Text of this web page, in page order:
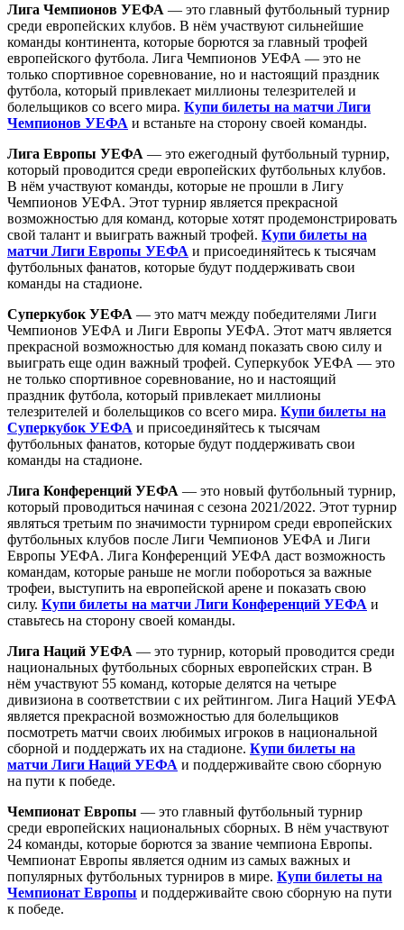
Лига Чемпионов УЕФА — это главный футбольный турнир
среди европейских клубов. В нём участвуют сильнейшие
команды континента, которые борются за главный трофей
европейского футбола. Лига Чемпионов УЕФА — это не
только спортивное соревнование, но и настоящий праздник
футбола, который привлекает миллионы телезрителей и
болельщиков со всего мира. Купи билеты на матчи Лиги
Чемпионов УЕФА и встаньте на сторону своей команды.
Лига Европы УЕФА — это ежегодный футбольный турнир,
который проводится среди европейских футбольных клубов.
В нём участвуют команды, которые не прошли в Лигу
Чемпионов УЕФА. Этот турнир является прекрасной
возможностью для команд, которые хотят продемонстрировать
свой талант и выиграть важный трофей. Купи билеты на
матчи Лиги Европы УЕФА и присоединяйтесь к тысячам
футбольных фанатов, которые будут поддерживать свои
команды на стадионе.
Суперкубок УЕФА — это матч между победителями Лиги
Чемпионов УЕФА и Лиги Европы УЕФА. Этот матч является
прекрасной возможностью для команд показать свою силу и
выиграть еще один важный трофей. Суперкубок УЕФА — это
не только спортивное соревнование, но и настоящий
праздник футбола, который привлекает миллионы
телезрителей и болельщиков со всего мира. Купи билеты на
Суперкубок УЕФА и присоединяйтесь к тысячам
футбольных фанатов, которые будут поддерживать свои
команды на стадионе.
Лига Конференций УЕФА — это новый футбольный турнир,
который проводиться начиная с сезона 2021/2022. Этот турнир
являться третьим по значимости турниром среди европейских
футбольных клубов после Лиги Чемпионов УЕФА и Лиги
Европы УЕФА. Лига Конференций УЕФА даст возможность
командам, которые раньше не могли побороться за важные
трофеи, выступить на европейской арене и показать свою
силу. Купи билеты на матчи Лиги Конференций УЕФА и
ставьтесь на сторону своей команды.
Лига Наций УЕФА — это турнир, который проводится среди
национальных футбольных сборных европейских стран. В
нём участвуют 55 команд, которые делятся на четыре
дивизиона в соответствии с их рейтингом. Лига Наций УЕФА
является прекрасной возможностью для болельщиков
посмотреть матчи своих любимых игроков в национальной
сборной и поддержать их на стадионе. Купи билеты на
матчи Лиги Наций УЕФА и поддерживайте свою сборную
на пути к победе.
Чемпионат Европы — это главный футбольный турнир
среди европейских национальных сборных. В нём участвуют
24 команды, которые борются за звание чемпиона Европы.
Чемпионат Европы является одним из самых важных и
популярных футбольных турниров в мире. Купи билеты на
Чемпионат Европы и поддерживайте свою сборную на пути
к победе.